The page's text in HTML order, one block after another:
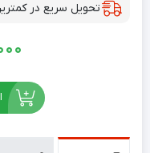
تحویل سریع در